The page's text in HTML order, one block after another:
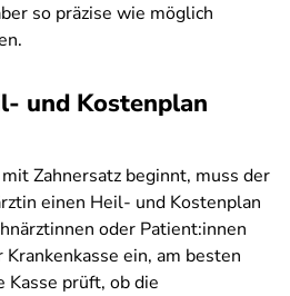
so präzise wie möglich
und Kostenplan
Zahnersatz beginnt, muss der
einen Heil- und Kostenplan
oder Patient:innen
ein, am besten
Kasse prüft, ob die